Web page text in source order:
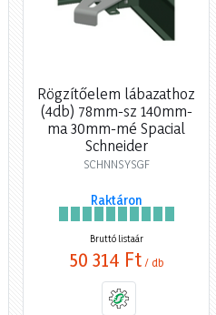
Rögzítőelem lábazathoz
(4db) 78mm-sz 140mm-
ma 30mm-mé Spacial
Schneider
SCHNNSYSGF
Raktáron
Bruttó listaár
50 314 Ft / db